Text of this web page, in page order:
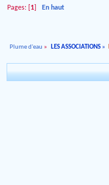
Pages: [ 1 En haut
Plume d'eau » LES ASSOCIATIONS»